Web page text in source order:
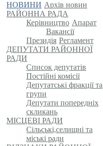
НОВИНИ Архів новин
РАЙОННА РАДА
Керівництво Апарат
Вакансії
Президія Регламент
ДЕПУТАТИ РАЙОННОЇ
РАДИ
Список депутатів
Постійні комісії
Депутатські фракції та
групи
Депутати попередніх
скликань
МІСЦЕВІ РАДИ
Сільські,селищні та
міські ради